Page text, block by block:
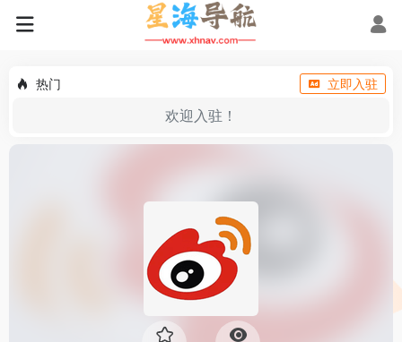
热门 立即入驻
欢迎入驻！